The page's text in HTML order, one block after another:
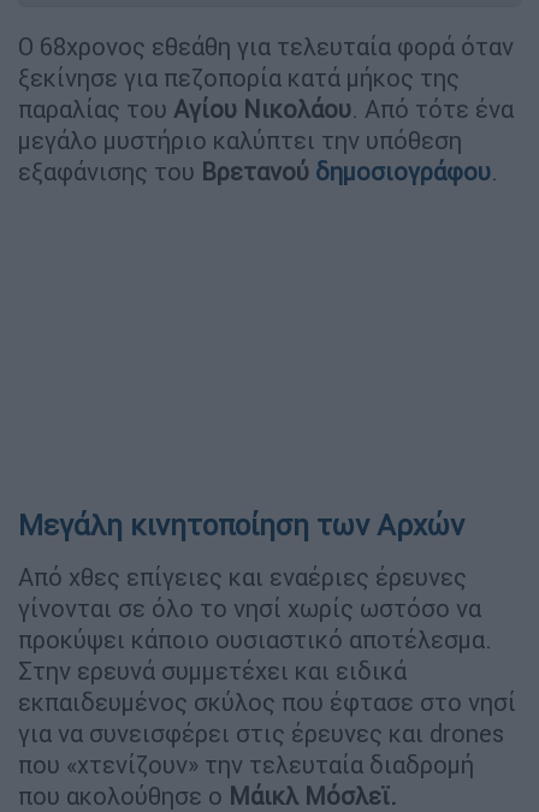
Ο 68χρονος εθεάθη για τελευταία φορά όταν
ξεκίνησε για πεζοπορία κατά μήκος της
παραλίας του Αγίου Νικολάου. Από τότε ένα
μεγάλο μυστήριο καλύπτει την υπόθεση
εξαφάνισης του Βρετανού δημοσιογράφου.
Μεγάλη κινητοποίηση των Αρχών
Από χθες επίγειες και εναέριες έρευνες
γίνονται σε όλο το νησί χωρίς ωστόσο να
προκύψει κάποιο ουσιαστικό αποτέλεσμα.
Στην ερευνά συμμετέχει και ειδικά
εκπαιδευμένος σκύλος που έφτασε στο νησί
για να συνεισφέρει στις έρευνες και drones
που «χτενίζουν» την τελευταία διαδρομή
που ακολούθησε ο Μάικλ Μόσλεϊ.